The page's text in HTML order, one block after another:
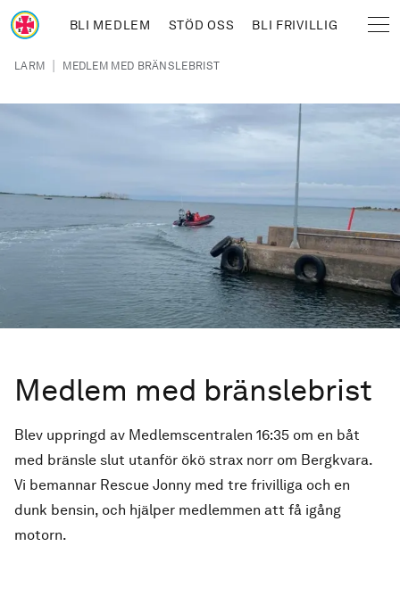
Hoppa till huvudinnehåll
BLI MEDLEM STÖD OSS BLI FRIVILLIG
Länkstig
LARM | MEDLEM MED BRÄNSLEBRIST
Medlem med bränslebrist
Blev uppringd av Medlemscentralen 16:35 om en båt
med bränsle slut utanför ökö strax norr om Bergkvara.
Vi bemannar Rescue Jonny med tre frivilliga och en
dunk bensin, och hjälper medlemmen att få igång
motorn.